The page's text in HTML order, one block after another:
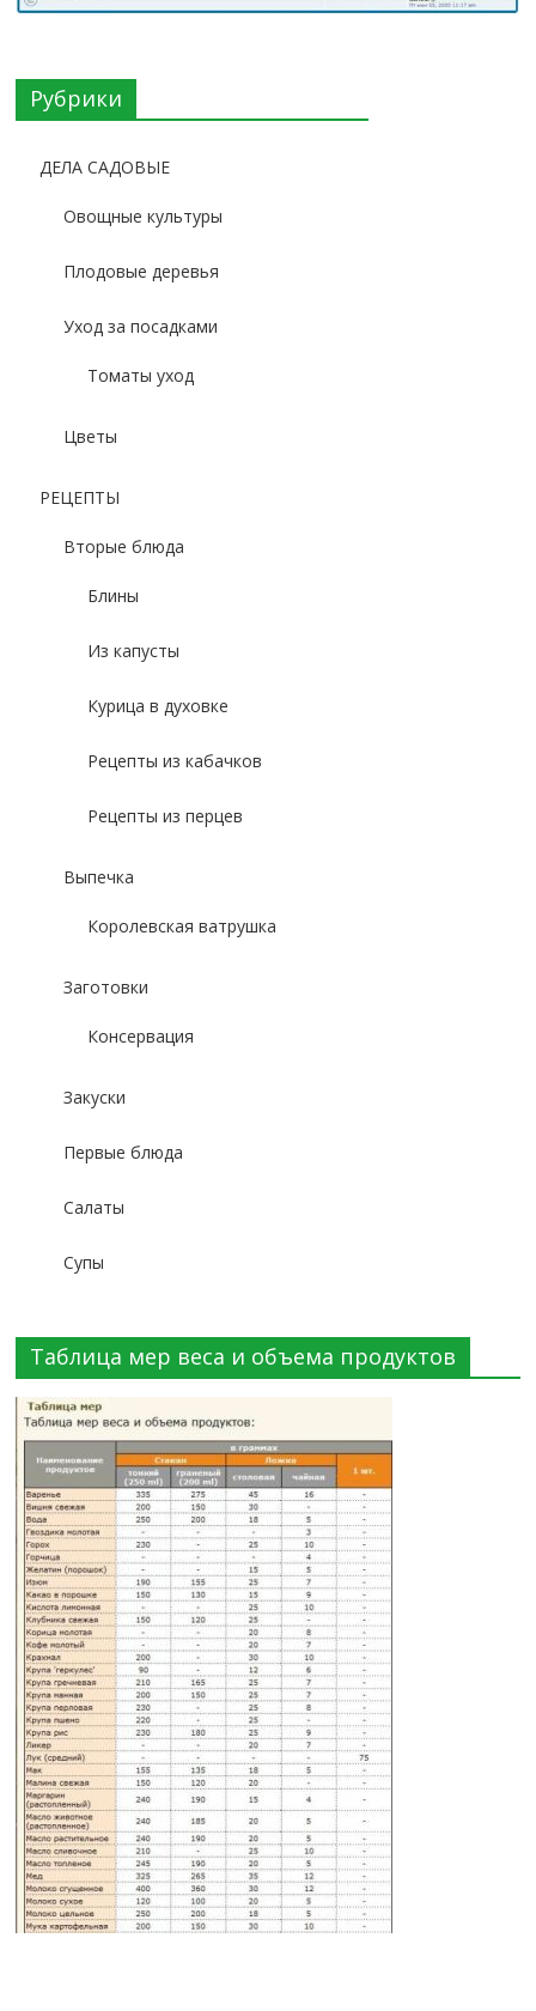
Рубрики
ДЕЛА САДОВЫЕ
Овощные культуры
Плодовые деревья
Уход за посадками
Томаты уход
Цветы
РЕЦЕПТЫ
Вторые блюда
Блины
Из капусты
Курица в духовке
Рецепты из кабачков
Рецепты из перцев
Выпечка
Королевская ватрушка
Заготовки
Консервация
Закуски
Первые блюда
Салаты
Супы
Таблица мер веса и объема продуктов